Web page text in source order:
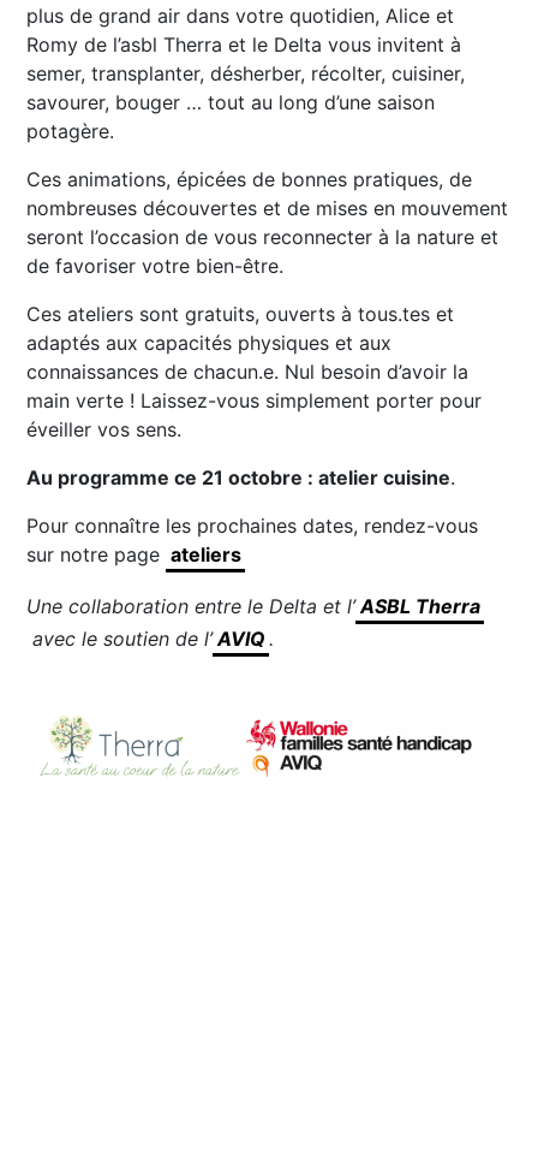
plus de grand air dans votre quotidien, Alice et
Romy de l’asbl Therra et le Delta vous invitent à
semer, transplanter, désherber, récolter, cuisiner,
savourer, bouger … tout au long d’une saison
potagère.
Ces animations, épicées de bonnes pratiques, de
nombreuses découvertes et de mises en mouvement
seront l’occasion de vous reconnecter à la nature et
de favoriser votre bien-être.
Ces ateliers sont gratuits, ouverts à tous.tes et
adaptés aux capacités physiques et aux
connaissances de chacun.e. Nul besoin d’avoir la
main verte ! Laissez-vous simplement porter pour
éveiller vos sens.
Au programme ce 21 octobre : atelier cuisine.
Pour connaître les prochaines dates, rendez-vous
sur notre page ateliers
Une collaboration entre le Delta et l’ASBL Therra
avec le soutien de l’AVIQ .